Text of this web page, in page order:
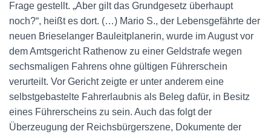
Frage gestellt. „Aber gilt das Grundgesetz überhaupt
noch?“, heißt es dort. (…) Mario S., der Lebensgefährte der
neuen Brieselanger Bauleitplanerin, wurde im August vor
dem Amtsgericht Rathenow zu einer Geldstrafe wegen
sechsmaligen Fahrens ohne gültigen Führerschein
verurteilt. Vor Gericht zeigte er unter anderem eine
selbstgebastelte Fahrerlaubnis als Beleg dafür, in Besitz
eines Führerscheins zu sein. Auch das folgt der
Überzeugung der Reichsbürgerszene, Dokumente der